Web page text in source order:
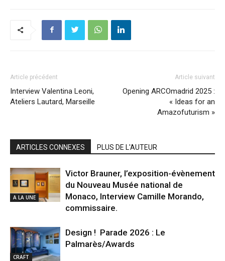
Article précédent
Interview Valentina Leoni,
Ateliers Lautard, Marseille
Article suivant
Opening ARCOmadrid 2025 :
« Ideas for an
Amazofuturism »
ARTICLES CONNEXES PLUS DE L'AUTEUR
A LA UNE
Victor Brauner, l’exposition-évènement
du Nouveau Musée national de
Monaco, Interview Camille Morando,
commissaire.
CRAFT
Design ! Parade 2026 : Le
Palmarès/Awards